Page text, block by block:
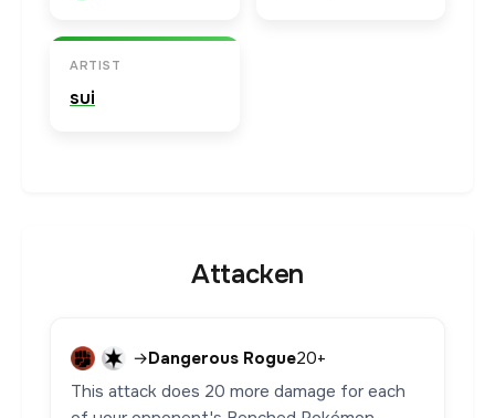
ARTIST
sui
Attacken
→Dangerous Rogue20+
This attack does 20 more damage for each